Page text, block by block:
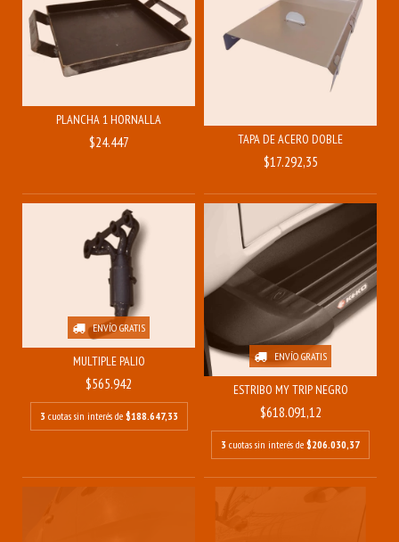
PLANCHA 1 HORNALLA
$24.447 TAPA DE ACERO DOBLE
$17.292,35
ENVÍO GRATIS
MULTIPLE PALIO
$565.942
3 cuotas sin interés de $188.647,33
ENVÍO GRATIS
ESTRIBO MY TRIP NEGRO
$618.091,12
3 cuotas sin interés de $206.030,37